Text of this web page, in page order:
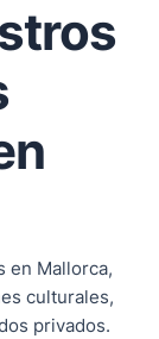
en Mallorca,
culturales,
privados.